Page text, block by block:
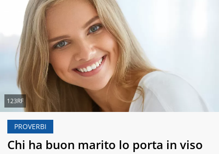
123RF
PROVERBI
Chi ha buon marito lo porta in viso